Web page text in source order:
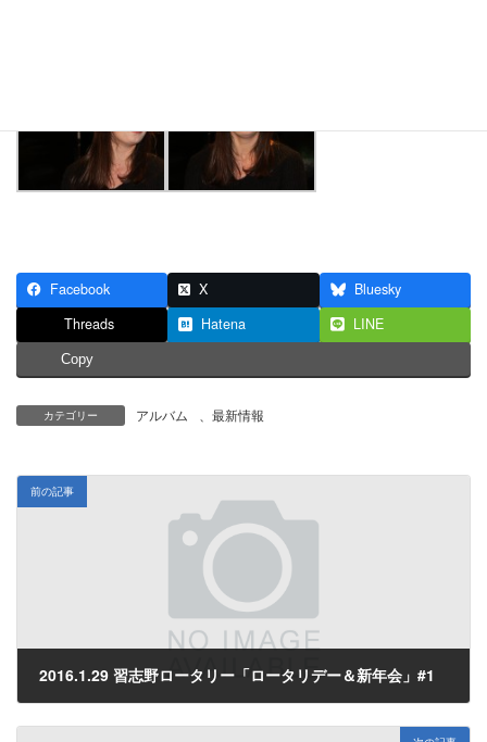
Facebook X
Bluesky
Threads
Hatena LINE
Copy
カテゴリー アルバム 最新情報
前の記事
2016.1.29 習志野ロータリー「ロータリデー＆新年会」#1